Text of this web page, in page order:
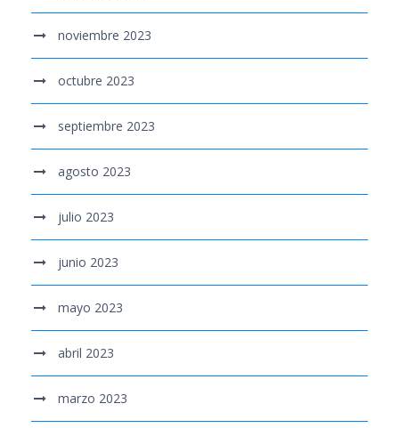
noviembre 2023
octubre 2023
septiembre 2023
agosto 2023
julio 2023
junio 2023
mayo 2023
abril 2023
marzo 2023